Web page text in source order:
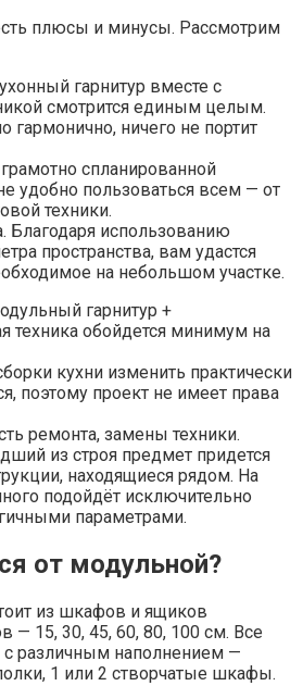
плюсы и минусы. Рассмотрим
гарнитур вместе с
смотрится единым целым.
гармонично, ничего не портит
спланированной
удобно пользоваться всем — от
техники.
Благодаря использованию
пространства, вам удастся
на небольшом участке.
гарнитур +
техника обойдется минимум на
кухни изменить практически
поэтому проект не имеет права
ремонта, замены техники.
из строя предмет придется
находящиеся рядом. На
подойдёт исключительно
параметрами.
от модульной?
из шкафов и ящиков
— 15, 30, 45, 60, 80, 100 см. Все
различным наполнением —
1 или 2 створчатые шкафы.